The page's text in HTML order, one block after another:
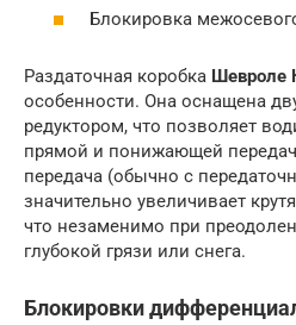
Блокировка
Раздаточная коробка Шевроле
особенности. Она оснащена
редуктором, что позволяет
прямой и понижающей
передача (обычно с
значительно увеличивает
что незаменимо при
глубокой грязи или снега.
Блокировки